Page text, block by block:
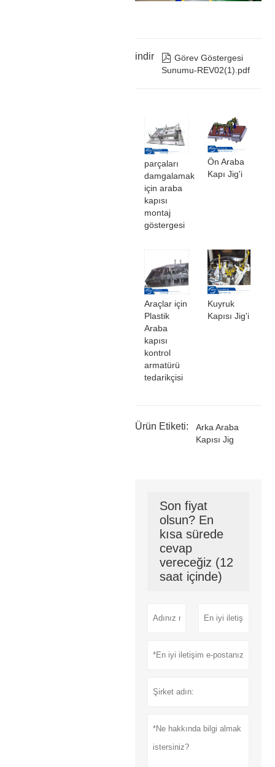
indir  Görev Göstergesi
Sunumu-REV02(1).pdf
parçaları
damgalamak
için araba
kapısı
montaj
göstergesi
Ön Araba
Kapı Jig'i
Araçlar için
Plastik
Araba
kapısı
kontrol
armatürü
tedarikçisi
Kuyruk
Kapısı Jig'i
Ürün Etiketi:
Arka Araba
Kapısı Jig
Son fiyat
olsun? En
kısa sürede
cevap
vereceğiz (12
saat içinde)